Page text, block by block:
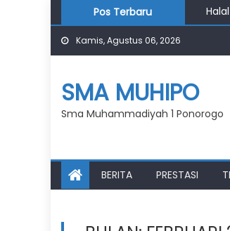
to
content
Pos Terbaru
Kamis, Agustus 06, 2026
SMA MUHIPO
Sma Muhammadiyah 1 Ponorogo
BERITA PRESTASI